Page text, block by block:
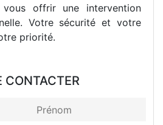
offrir une intervention
Votre sécurité et votre
priorité.
CONTACTER